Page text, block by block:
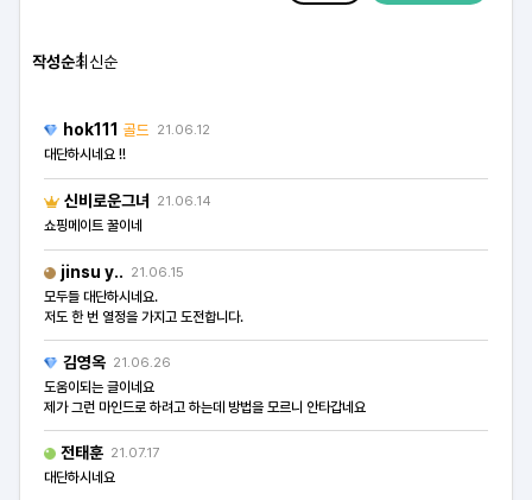
작성순최신순
hok111 골드 21.06.12
대단하시네요 !!
신비로운그녀
21.06.14
쇼핑메이트 꿀이네
jinsu y.. 21.06.15
모두들 대단하시네요.
저도 한 번 열정을 가지고 도전합니다.
김영옥 21.06.26
도움이되는 글이네요
제가 그런 마인드로 하려고 하는데 방법을 모르니 안타갑네요
전태훈 21.07.17
대단하시네요